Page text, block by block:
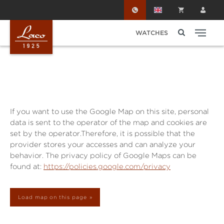
WATCHES
If you want to use the Google Map on this site, personal
data is sent to the operator of the map and cookies are
set by the operator.Therefore, it is possible that the
provider stores your accesses and can analyze your
behavior. The privacy policy of Google Maps can be
found at: https://policies.google.com/privacy
Load map on this page